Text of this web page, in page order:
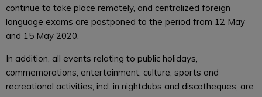
continue to take place remotely, and centralized foreign
language exams are postponed to the period from 12 May
and 15 May 2020.
In addition, all events relating to public holidays,
commemorations, entertainment, culture, sports and
recreational activities, incl. in nightclubs and discotheques, are